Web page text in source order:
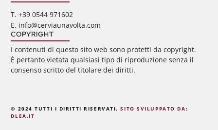
‭T. +39 0544 971602
E. info@cerviaunavolta.com
COPYRIGHT
I contenuti di questo sito web sono protetti da copyright.
È pertanto vietata qualsiasi tipo di riproduzione senza il
consenso scritto del titolare dei diritti.
© 2024 TUTTI I DIRITTI RISERVATI.SITO SVILUPPATO DA:
DLEA.IT